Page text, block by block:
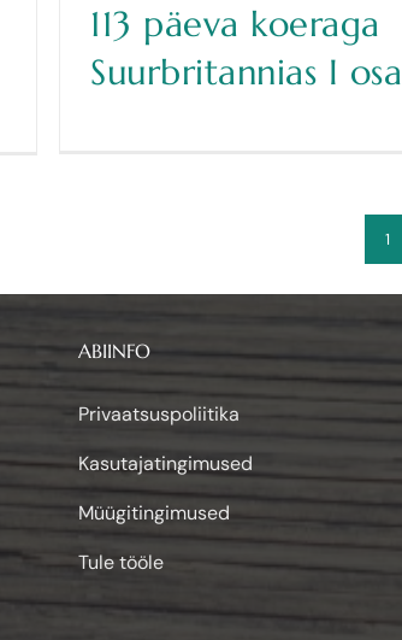
113 päeva koeraga
Suurbritannias I osa
1
ABIINFO
Privaatsuspoliitika
Kasutajatingimused
Müügitingimused
Tule tööle